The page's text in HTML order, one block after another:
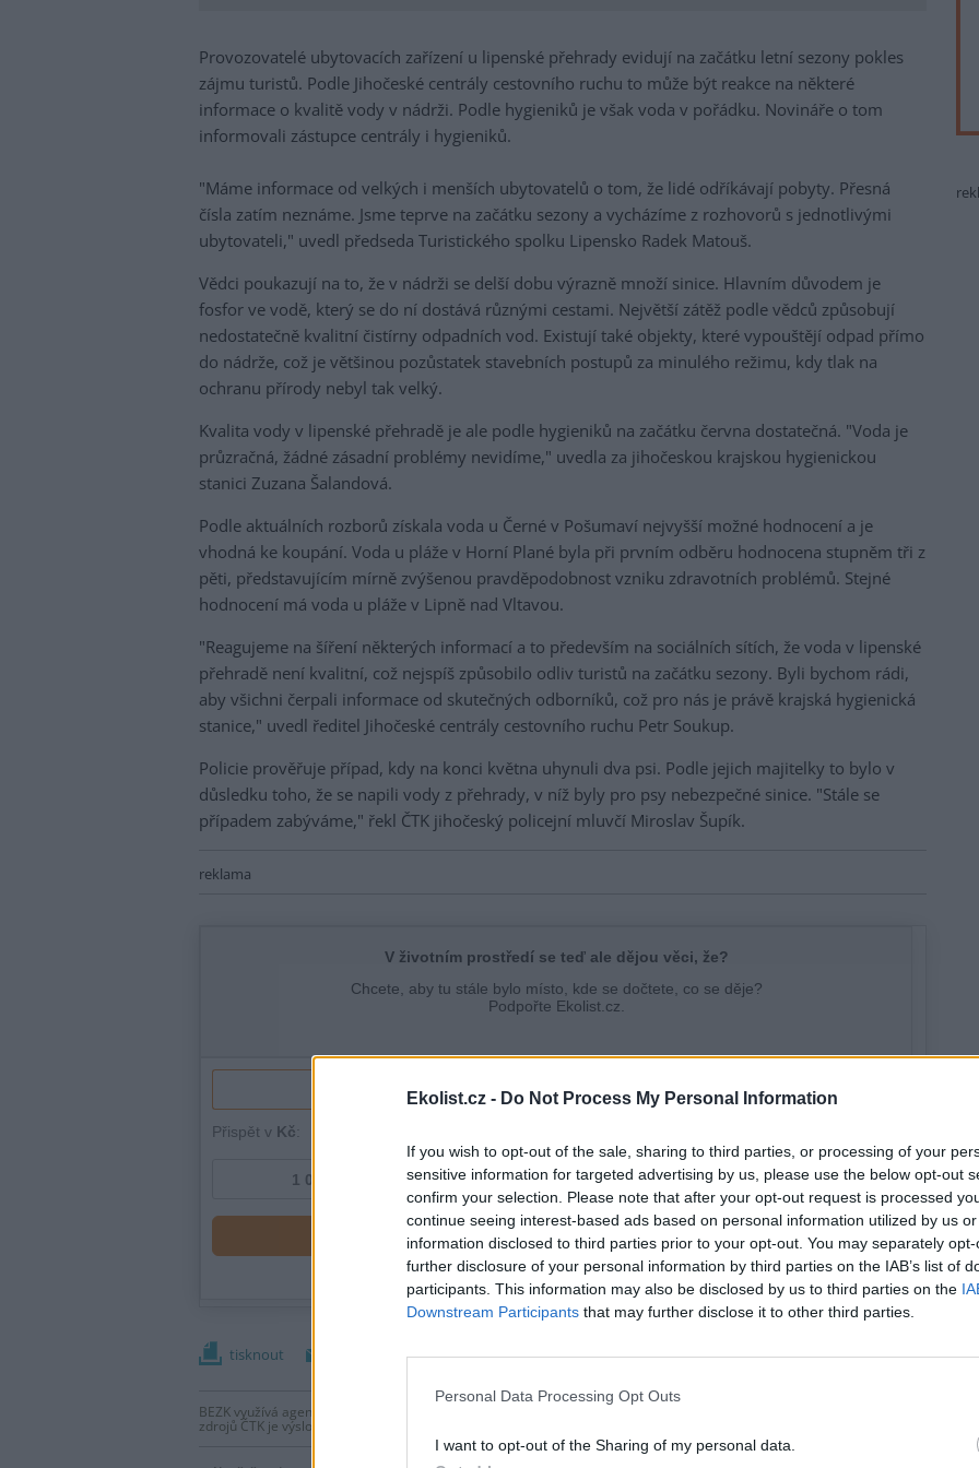
Ekolist.cz - Do Not Process My Personal Information
If you wish to opt-out of the sale, sharing to third parties, or processing of your
sensitive information for targeted advertising by us, please use the below opt-out
confirm your selection. Please note that after your opt-out request is processed
continue seeing interest-based ads based on personal information utilized by us
information disclosed to third parties prior to your opt-out. You may separately
further disclosure of your personal information by third parties on the IAB’s list of
participants. This information may also be disclosed by us to third parties on the
Downstream Participants that may further disclose it to other third parties.
Personal Data Processing Opt Outs
I want to opt-out of the Sharing of my personal data.
Provozovatelé ubytovacích zařízení u lipenské přehrady evidují na začátku letní sezony pokles
zájmu turistů. Podle Jihočeské centrály cestovního ruchu to může být reakce na některé
informace o kvalitě vody v nádrži. Podle hygieniků je však voda v pořádku. Novináře o tom
informovali zástupce centrály i hygieniků.
"Máme informace od velkých i menších ubytovatelů o tom, že lidé odříkávají pobyty. Přesná
čísla zatím neznáme. Jsme teprve na začátku sezony a vycházíme z rozhovorů s jednotlivými
ubytovateli," uvedl předseda Turistického spolku Lipensko Radek Matouš.
Vědci poukazují na to, že v nádrži se delší dobu výrazně množí sinice. Hlavním důvodem je
fosfor ve vodě, který se do ní dostává různými cestami. Největší zátěž podle vědců způsobují
nedostatečně kvalitní čistírny odpadních vod. Existují také objekty, které vypouštějí odpad přímo
do nádrže, což je většinou pozůstatek stavebních postupů za minulého režimu, kdy tlak na
ochranu přírody nebyl tak velký.
Kvalita vody v lipenské přehradě je ale podle hygieniků na začátku června dostatečná. "Voda je
průzračná, žádné zásadní problémy nevidíme," uvedla za jihočeskou krajskou hygienickou
stanici Zuzana Šalandová.
Podle aktuálních rozborů získala voda u Černé v Pošumaví nejvyšší možné hodnocení a je
vhodná ke koupání. Voda u pláže v Horní Plané byla při prvním odběru hodnocena stupněm tři z
pěti, představujícím mírně zvýšenou pravděpodobnost vzniku zdravotních problémů. Stejné
hodnocení má voda u pláže v Lipně nad Vltavou.
"Reagujeme na šíření některých informací a to především na sociálních sítích, že voda v lipenské
přehradě není kvalitní, což nejspíš způsobilo odliv turistů na začátku sezony. Byli bychom rádi,
aby všichni čerpali informace od skutečných odborníků, což pro nás je právě krajská hygienická
stanice," uvedl ředitel Jihočeské centrály cestovního ruchu Petr Soukup.
Policie prověřuje případ, kdy na konci května uhynuli dva psi. Podle jejich majitelky to bylo v
důsledku toho, že se napili vody z přehrady, v níž byly pro psy nebezpečné sinice. "Stále se
případem zabýváme," řekl ČTK jihočeský policejní mluvčí Miroslav Šupík.
reklama
tisknout
BEZK využívá agenturní zpravodajství ČTK, která si vyhrazuje veškerá práva. Publikování nebo další šíření obsahu ze
zdrojů ČTK je výslovně zakázáno bez předchozího písemného souhlasu ze strany ČTK.